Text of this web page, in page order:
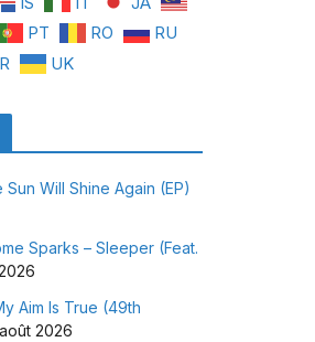
PT RO
RU
UK
Will Shine Again (EP)
Sparks – Sleeper (Feat.
Aim Is True (49th
2026